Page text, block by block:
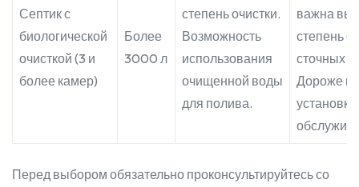
Септик с
биологической
очисткой (3 и
более камер)
Более
3000 л
степень очистки.
Возможность
использования
очищенной воды
для полива.
важна
степень
сточных
Дороже в
установке
Перед выбором обязательно проконсультируйтесь со